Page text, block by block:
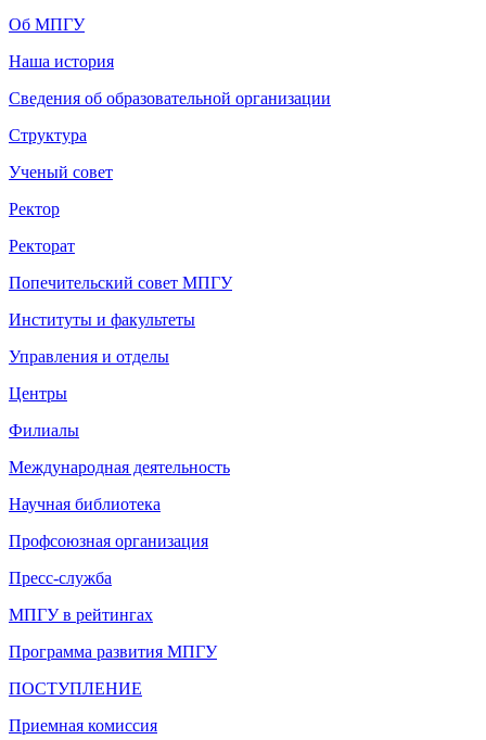
Об МПГУ
Наша история
Сведения об образовательной организации
Структура
Ученый совет
Ректор
Ректорат
Попечительский совет МПГУ
Институты и факультеты
Управления и отделы
Центры
Филиалы
Международная деятельность
Научная библиотека
Профсоюзная организация
Пресс-служба
МПГУ в рейтингах
Программа развития МПГУ
ПОСТУПЛЕНИЕ
Приемная комиссия